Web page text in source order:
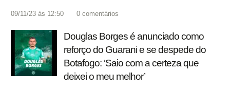
09/11/23 às 12:50 0 comentários
Douglas Borges é anunciado como
reforço do Guarani e se despede do
Botafogo: ‘Saio com a certeza que
deixei o meu melhor’